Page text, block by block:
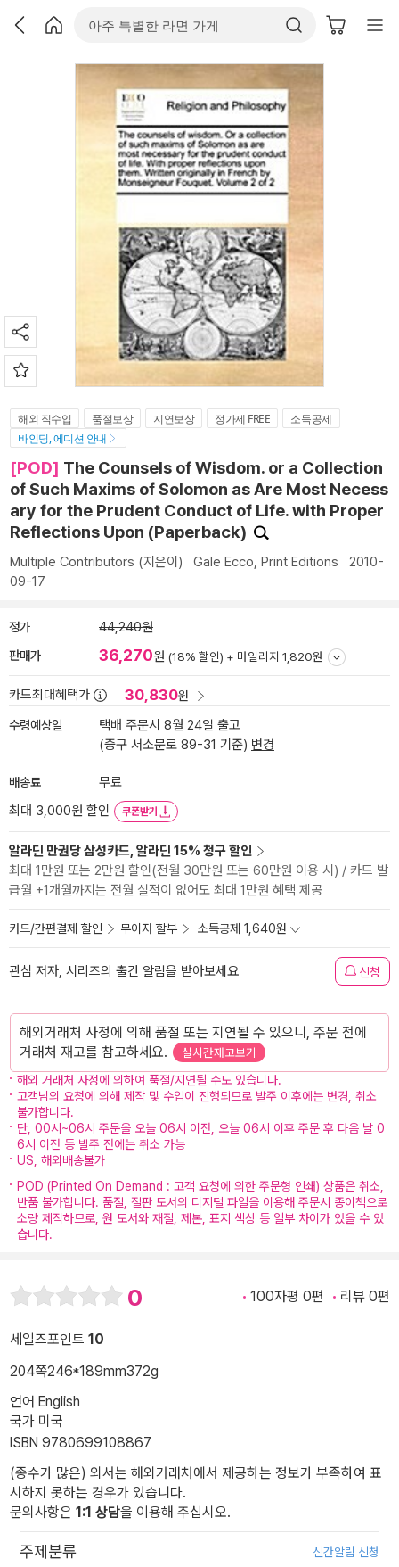
해외 직수입 품절보상 지연보상 정가제 FREE
소득공제
바인딩, 에디션 안내
[POD] The Counsels of Wisdom. or a Collection
of Such Maxims of Solomon as Are Most Necess
ary for the Prudent Conduct of Life. with Proper
Reflections Upon (Paperback)
Multiple Contributors (지은이) Gale Ecco, Print Editions 2010-
09-17
정가 44,240원
판매가 36,270원 (18% 할인) + 마일리지 1,820원
카드최대혜택가 30,830원
수령예상일
택배 주문시 8월 24일 출고
(중구 서소문로 89-31 기준) 변경
배송료
무료
최대 3,000원 할인
쿠폰받기
알라딘 만권당 삼성카드, 알라딘 15% 청구 할인
최대 1만원 또는 2만원 할인(전월 30만원 또는 60만원 이용 시) / 카드 발
급월 +1개월까지는 전월 실적이 없어도 최대 1만원 혜택 제공
카드/간편결제 할인 무이자 할부 소득공제 1,640원
관심 저자, 시리즈의 출간 알림을 받아보세요 신청
해외거래처 사정에 의해 품절 또는 지연될 수 있으니, 주문 전에
거래처 재고를 참고하세요.
실시간재고보기
해외 거래처 사정에 의하여 품절/지연될 수도 있습니다.
고객님의 요청에 의해 제작 및 수입이 진행되므로 발주 이후에는 변경, 취소
불가합니다.
단, 00시~06시 주문을 오늘 06시 이전, 오늘 06시 이후 주문 후 다음 날 0
6시 이전 등 발주 전에는 취소 가능
US, 해외배송불가
POD (Printed On Demand : 고객 요청에 의한 주문형 인쇄) 상품은 취소,
반품 불가합니다. 품절, 절판 도서의 디지털 파일을 이용해 주문시 종이책으로
소량 제작하므로, 원 도서와 재질, 제본, 표지 색상 등 일부 차이가 있을 수 있
습니다.
0 100자평 0편 리뷰 0편
세일즈포인트 10
204쪽246*189mm372g
언어 English
국가 미국
ISBN 9780699108867
(종수가 많은) 외서는 해외거래처에서 제공하는 정보가 부족하여 표
시하지 못하는 경우가 있습니다.
문의사항은 1:1 상담을 이용해 주십시오.
주제분류 신간알림 신청